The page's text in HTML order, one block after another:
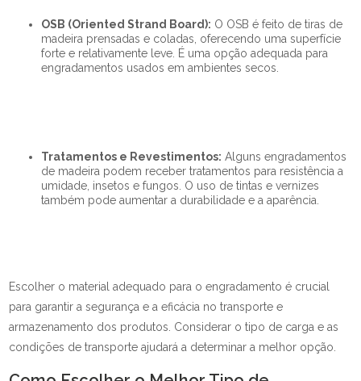
OSB (Oriented Strand Board): O OSB é feito de tiras de
madeira prensadas e coladas, oferecendo uma superfície
forte e relativamente leve. É uma opção adequada para
engradamentos usados em ambientes secos.
Tratamentos e Revestimentos: Alguns engradamentos
de madeira podem receber tratamentos para resistência a
umidade, insetos e fungos. O uso de tintas e vernizes
também pode aumentar a durabilidade e a aparência.
Escolher o material adequado para o engradamento é crucial
para garantir a segurança e a eficácia no transporte e
armazenamento dos produtos. Considerar o tipo de carga e as
condições de transporte ajudará a determinar a melhor opção.